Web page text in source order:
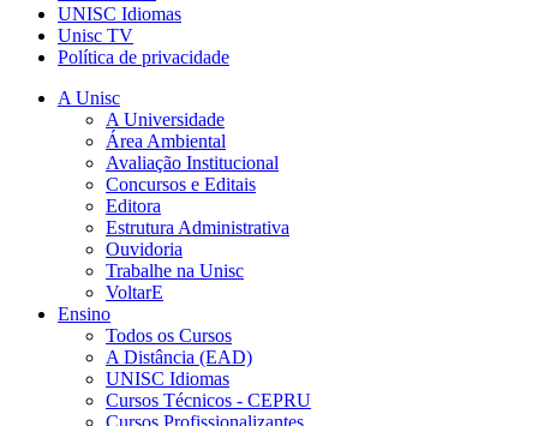
UNISC Idiomas
Unisc TV
Política de privacidade
A Unisc
A Universidade
Área Ambiental
Avaliação Institucional
Concursos e Editais
Editora
Estrutura Administrativa
Ouvidoria
Trabalhe na Unisc
VoltarE
Ensino
Todos os Cursos
A Distância (EAD)
UNISC Idiomas
Cursos Técnicos - CEPRU
Cursos Profissionalizantes